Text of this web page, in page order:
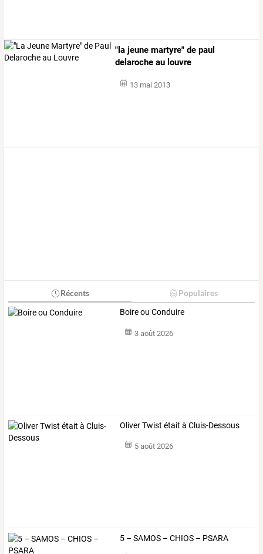
"la jeune martyre" de paul
delaroche au louvre
13 mai 2013
Récents Populaires
Boire ou Conduire
3 août 2026
Oliver Twist était à Cluis-Dessous
5 août 2026
5 – SAMOS – CHIOS – PSARA